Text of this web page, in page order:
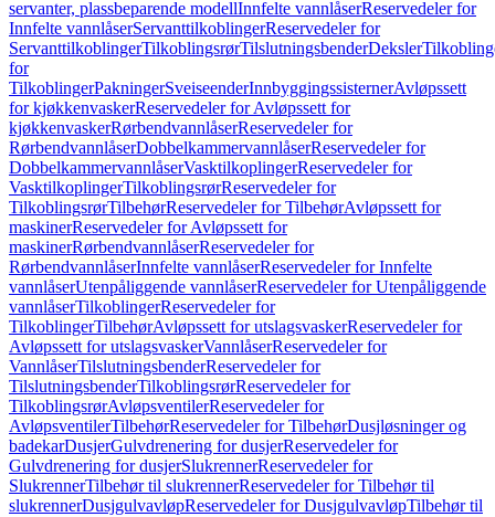
servanter, plassbeparende modellInnfelte vannlåserReservedeler for
Innfelte vannlåserServanttilkoblingerReservedeler for
ServanttilkoblingerTilkoblingsrørTilslutningsbenderDeksler
for
TilkoblingerPakningerSveiseenderInnbyggingssisternerAvløpssett
for kjøkkenvaskerReservedeler for Avløpssett for
kjøkkenvaskerRørbendvannlåserReservedeler for
RørbendvannlåserDobbelkammervannlåserReservedeler for
DobbelkammervannlåserVasktilkoplingerReservedeler for
VasktilkoplingerTilkoblingsrørReservedeler for
TilkoblingsrørTilbehørReservedeler for TilbehørAvløpssett for
maskinerReservedeler for Avløpssett for
maskinerRørbendvannlåserReservedeler for
RørbendvannlåserInnfelte vannlåserReservedeler for Innfelte
vannlåserUtenpåliggende vannlåserReservedeler for Utenpåliggende
vannlåserTilkoblingerReservedeler for
TilkoblingerTilbehørAvløpssett for utslagsvaskerReservedeler for
Avløpssett for utslagsvaskerVannlåserReservedeler for
VannlåserTilslutningsbenderReservedeler for
TilslutningsbenderTilkoblingsrørReservedeler for
TilkoblingsrørAvløpsventilerReservedeler for
AvløpsventilerTilbehørReservedeler for TilbehørDusjløsninger og
badekarDusjerGulvdrenering for dusjerReservedeler for
Gulvdrenering for dusjerSlukrennerReservedeler for
SlukrennerTilbehør til slukrennerReservedeler for Tilbehør til
slukrennerDusjgulvavløpReservedeler for DusjgulvavløpTilbehør til